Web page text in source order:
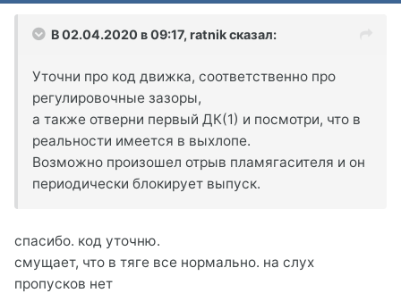
В 02.04.2020 в 09:17, ratnikсказал:
Уточни про код движка, соответственно про
регулировочные зазоры,
а также отверни первый ДК(1) и посмотри, что в
реальности имеется в выхлопе.
Возможно произошел отрыв пламягасителя и он
периодически блокирует выпуск.
спасибо. код уточню.
смущает, что в тяге все нормально. на слух
пропусков нет